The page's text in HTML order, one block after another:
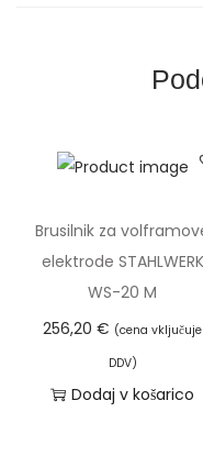
a
a
o
l
Brusilnik za
elektrode STAHLWERK
WS-20 M
256,20€ (cena vključuje
DDV)
Dodaj v košarico